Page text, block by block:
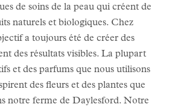
de soins de la peau qui créent de
naturels et biologiques. Chez
a toujours été de créer des
des résultats visibles. La plupart
et des parfums que nous utilisons
des fleurs et des plantes que
notre ferme de Daylesford. Notre